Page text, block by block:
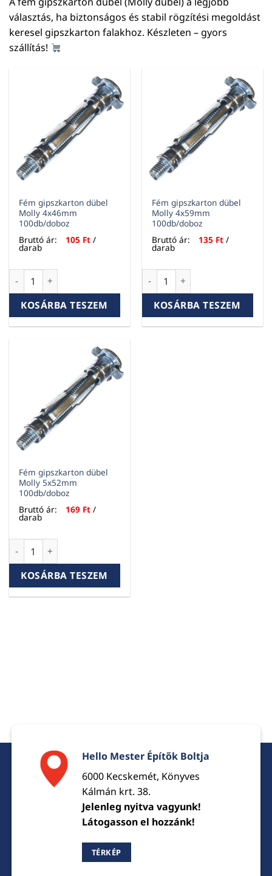
választás, ha biztonságos és stabil rögzítési megoldást
keresel gipszkarton falakhoz. Készleten – gyors
szállítás!
Fém gipszkarton dübel
Molly 4x46mm
100db/doboz
Bruttó ár:
105 Ft /
darab
Fém gipszkarton dübel Molly 4x46mm 100db/doboz
KOSÁRBA TESZEM
Fém gipszkarton dübel
Molly 4x59mm
100db/doboz
Bruttó ár:
135 Ft /
darab
Fém gipszkarton dübel
KOSÁRBA TESZEM
Fém gipszkarton dübel
Molly 5x52mm
100db/doboz
Bruttó ár:
169 Ft /
darab
Fém gipszkarton dübel Molly 5x52mm 100db/doboz
KOSÁRBA TESZEM
Hello Mester Építők Boltja
6000 Kecskemét, Könyves
Kálmán krt. 38.
Jelenleg nyitva vagyunk!
Látogasson el hozzánk!
TÉRKÉP